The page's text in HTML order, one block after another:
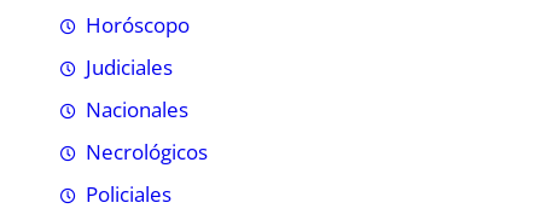
Horóscopo
Judiciales
Nacionales
Necrológicos
Policiales